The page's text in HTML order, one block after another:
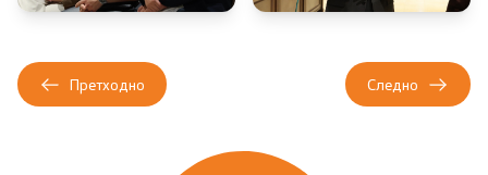
Претходно Следно